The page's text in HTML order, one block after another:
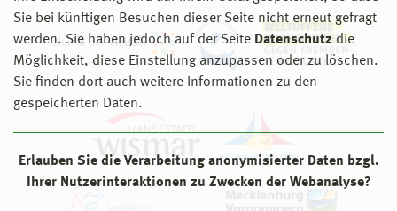
Sie bei künftigen Besuchen dieser Seite nicht erneut gefragt
werden. Sie haben jedoch auf der Seite Datenschutz die
Möglichkeit, diese Einstellung anzupassen oder zu löschen.
Sie finden dort auch weitere Informationen zu den
gespeicherten Daten.
Erlauben Sie die Verarbeitung anonymisierter Daten bzgl.
Ihrer Nutzerinteraktionen zu Zwecken der Webanalyse?